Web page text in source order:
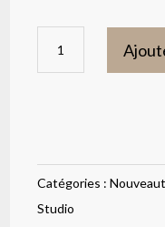
fleurs
pots
et
Catégories :
Studio